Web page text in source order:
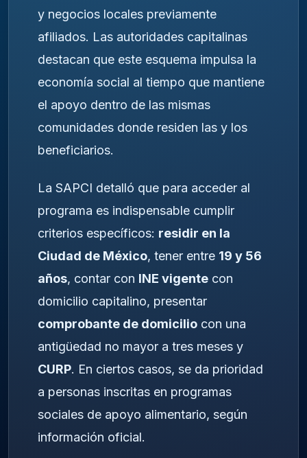
y negocios locales previamente
afiliados. Las autoridades capitalinas
destacan que este esquema impulsa la
economía social al tiempo que mantiene
el apoyo dentro de las mismas
comunidades donde residen las y los
beneficiarios.
La SAPCI detalló que para acceder al
programa es indispensable cumplir
criterios específicos: residir en la
Ciudad de México, tener entre 19 y 56
años, contar con INE vigente con
domicilio capitalino, presentar
comprobante de domicilio con una
antigüedad no mayor a tres meses y
CURP. En ciertos casos, se da prioridad
a personas inscritas en programas
sociales de apoyo alimentario, según
información oficial.